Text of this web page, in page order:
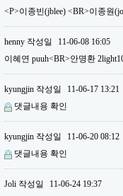
<P>이종빈(jblee) <BR>이종원
henny 작성일
11-06-08 16:05
이혜연 puuh<BR>안명환
kyungjin 작성일
11-06-17 13:21
댓글내용 확인
kyungjin 작성일
11-06-20 08:12
댓글내용 확인
Joli 작성일
11-06-24 19:37